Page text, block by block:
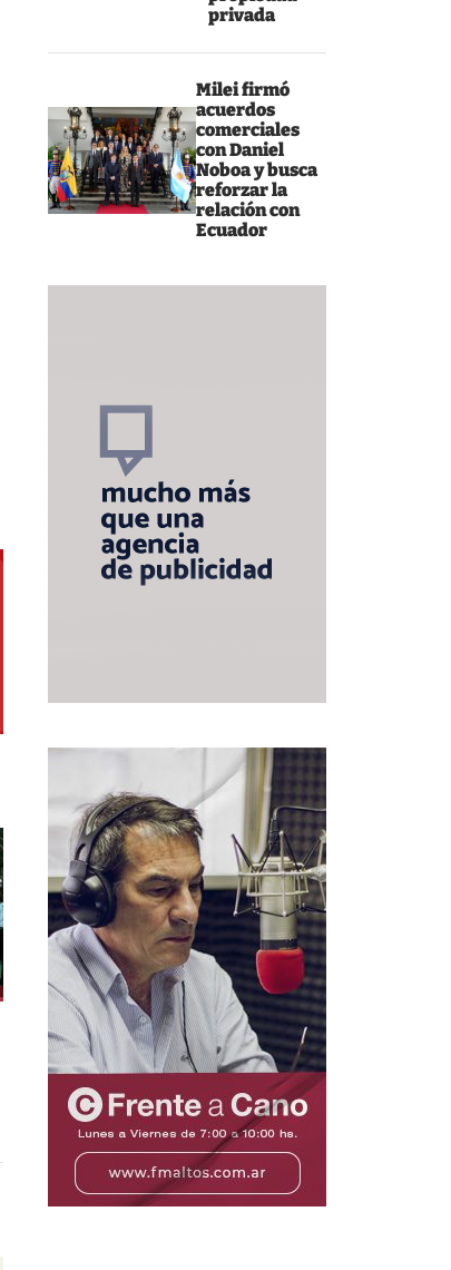
privada
Milei firmó
acuerdos
comerciales
con Daniel
Noboa y busca
reforzar la
relación con
Ecuador